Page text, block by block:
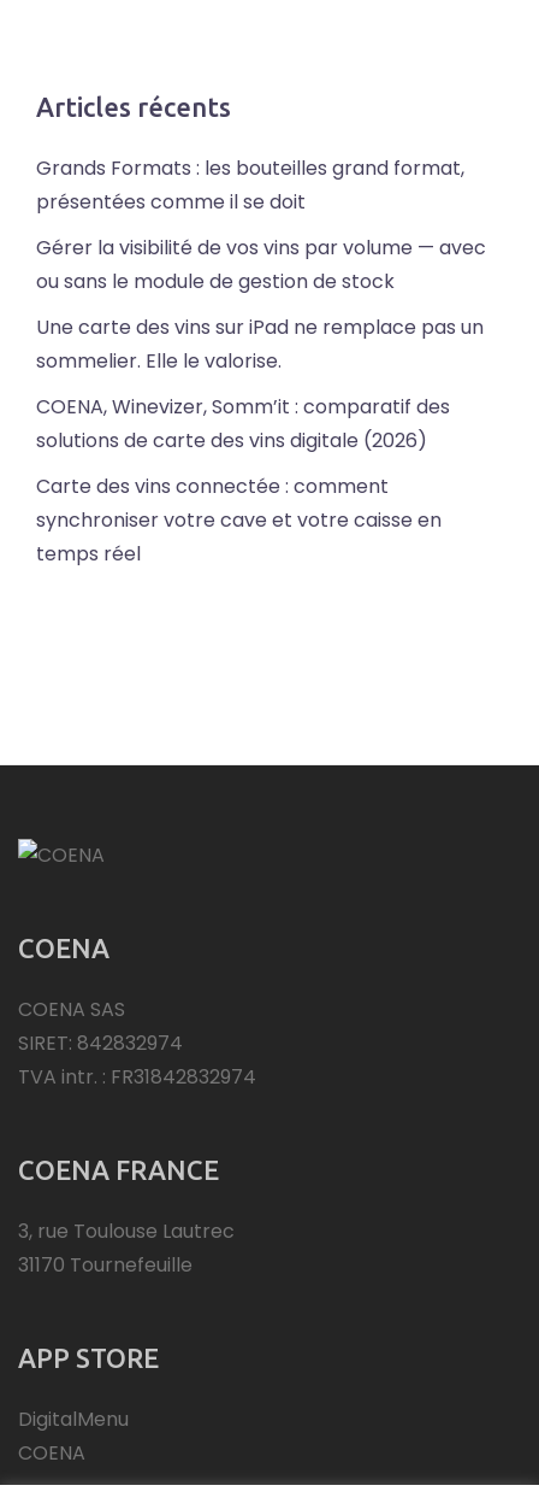
Articles récents
Grands Formats : les bouteilles grand format,
présentées comme il se doit
Gérer la visibilité de vos vins par volume — avec
ou sans le module de gestion de stock
Une carte des vins sur iPad ne remplace pas un
sommelier. Elle le valorise.
COENA, Winevizer, Somm’it : comparatif des
solutions de carte des vins digitale (2026)
Carte des vins connectée : comment
synchroniser votre cave et votre caisse en
temps réel
COENA
COENA SAS
SIRET: 842832974
TVA intr. : FR31842832974
COENA FRANCE
3, rue Toulouse Lautrec
31170 Tournefeuille
APP STORE
DigitalMenu
COENA